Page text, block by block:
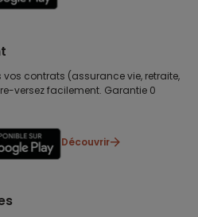
contrats (assurance vie, retraite,
versez facilement. Garantie 0
Découvrir